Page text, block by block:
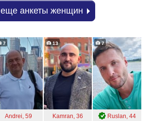
еще анкеты женщин
7
Andrei, 59
13
Kamran, 36
7
Ruslan, 44